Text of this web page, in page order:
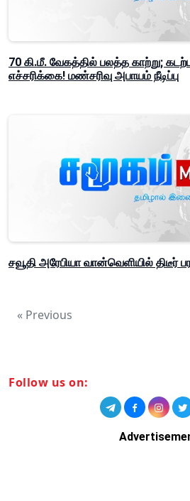
70 கி.மீ. வேகத்தில் பலத்த காற்று;
எச்சரிக்கை! மண்சரிவு அபாயம் நீடிப்பு
சவூதி அரேபியா வான்வெளியில் திடீர்
« Previous
Follow us on: